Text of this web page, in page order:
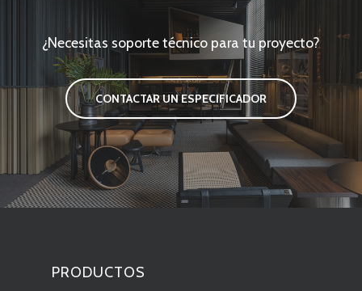
¿Necesitas soporte técnico para tu proyecto?
CONTACTAR UN ESPECIFICADOR
PRODUCTOS